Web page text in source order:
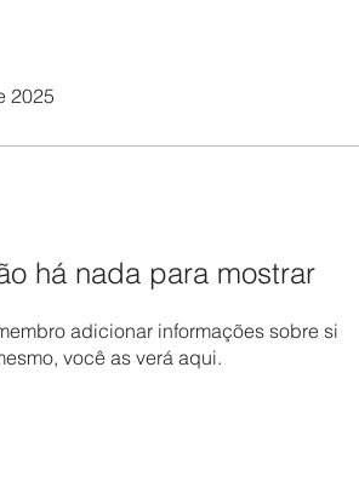
2025
há nada para mostrar
adicionar informações sobre si
você as verá aqui.